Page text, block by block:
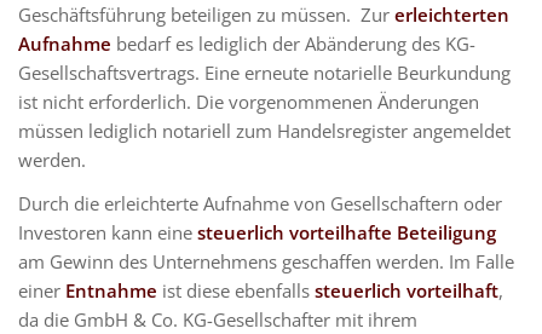
Geschäftsführung beteiligen zu müssen. Zur erleichterten
Aufnahme bedarf es lediglich der Abänderung des KG-
Gesellschaftsvertrags. Eine erneute notarielle Beurkundung
ist nicht erforderlich. Die vorgenommenen Änderungen
müssen lediglich notariell zum Handelsregister angemeldet
werden.
Durch die erleichterte Aufnahme von Gesellschaftern oder
Investoren kann eine steuerlich vorteilhafte Beteiligung
am Gewinn des Unternehmens geschaffen werden. Im Falle
einer Entnahme ist diese ebenfalls steuerlich vorteilhaft,
da die GmbH & Co. KG-Gesellschafter mit ihrem